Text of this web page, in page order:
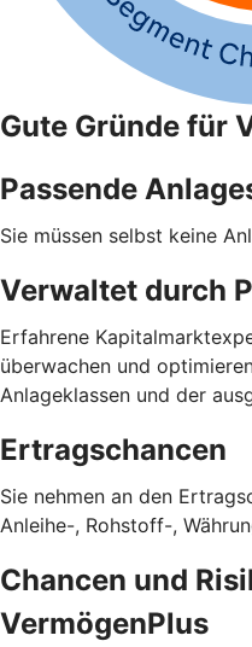
Gute Gründe für
Passende
Sie müssen selbst keine
Verwaltet durch
Erfahrene
überwachen und
Anlageklassen und der
Ertragschancen
Sie nehmen an den
Anleihe-, Rohstoff-,
Chancen und
VermögenPlus